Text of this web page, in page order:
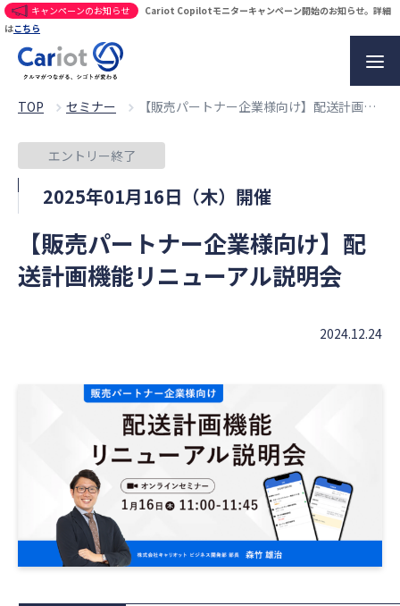
キャンペーンのお知らせ
Cariot Copilotモニターキャンペーン開始のお知らせ。詳細
はこちら
TOP セミナー 【販売パートナー企業様向け】配送計画機能リニューアル説明会
2025年01月16日（木）開催
エントリー終了
【販売パートナー企業様向け】配
送計画機能リニューアル説明会
2024.12.24